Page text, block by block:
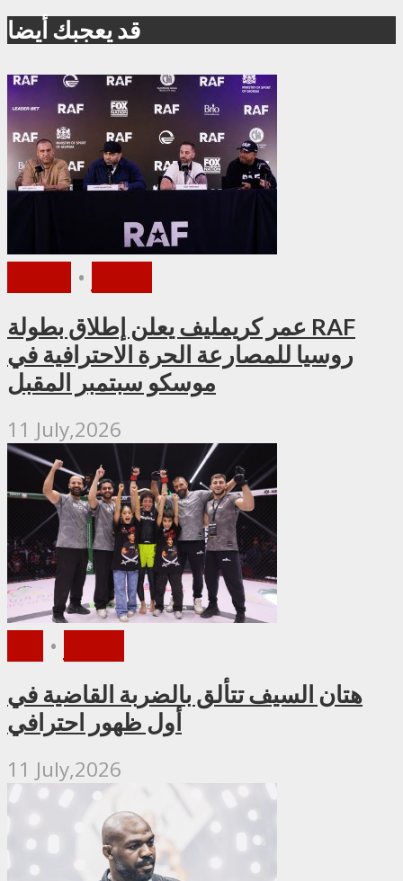
قد يعجبك أيضا
•
عمر كريمليف يعلن إطلاق بطولة RAF
روسيا للمصارعة الحرة الاحترافية في
موسكو سبتمبر المقبل
11 July,2026
•
هتان السيف تتألق بالضربة القاضية في
أول ظهور احترافي
11 July,2026